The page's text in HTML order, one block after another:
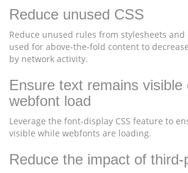
Reduce unused CSS
Reduce unused rules from stylesheets and
used for above-the-fold content to
by network activity.
Ensure text remains visible
webfont load
Leverage the font-display CSS feature to
visible while webfonts are loading.
Reduce the impact of